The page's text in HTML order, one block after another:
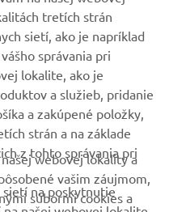
ponukách,
a mnoho ďalšieho
tretích strán
sietí, ako je napríklad
správania pri
lokalite, ako je
a služieb, pridanie
a zakúpené položky,
strán a na základe
z tohto správania pri
sietí na poskytnutie
webovej lokality a
vašim záujmom,
súbormi cookies a